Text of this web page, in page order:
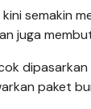
semakin
juga
paket